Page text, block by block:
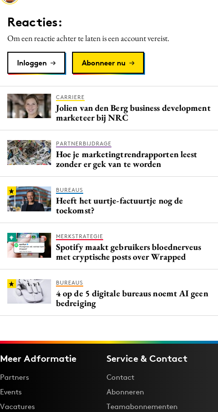
Media
Merkstrategie
PR
Programmatic
Reputatie & crisis
Reacties:
Om een reactie achter te laten is een account vereist.
Inloggen Abonneer nu
CARRIERE
Jolien van den Berg business development
marketeer bij NRC
PARTNERBIJDRAGE
Hoe je marketingtrendrapporten leest
zonder er gek van te worden
BUREAUS
Heeft het uurtje-factuurtje nog de
toekomst?
MERKSTRATEGIE
Spotify maakt gebruikers bloednerveus
met cryptische posts over Wrapped
BUREAUS
4 op de 5 digitale bureaus noemt AI geen
bedreiging
Meer Adformatie
Partners
Events
Vacatures
Service & Contact
Contact
Abonneren
Teamabonnementen